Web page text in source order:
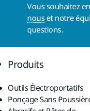
Vous souhaitez
nous et notre
questions.
Produits
Outils Électroportatifs
Ponçage Sans